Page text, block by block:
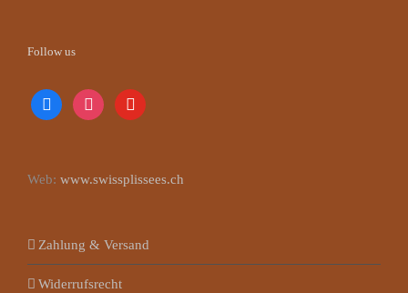
Follow us
facebookinstagramyoutube
Web: www.swissplissees.ch
Zahlung & Versand
Widerrufsrecht